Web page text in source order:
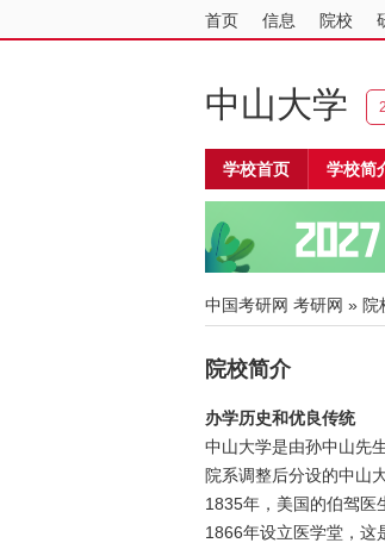
首页 信息 院校
中山大学
学校首页 学校简
中国考研网 考研网 » 院
院校简介
办学历史和优良传统
中山大学是由孙中山先
院系调整后分设的中山
1835年，美国的伯驾医
1866年设立医学堂，这